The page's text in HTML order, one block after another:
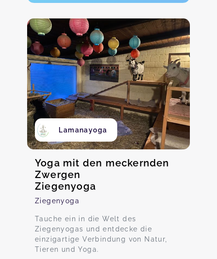
Lamanayoga
Yoga mit den meckernden
Zwergen
Ziegenyoga
Ziegenyoga
Tauche ein in die Welt des
Ziegenyogas und entdecke die
einzigartige Verbindung von Natur,
Tieren und Yoga.